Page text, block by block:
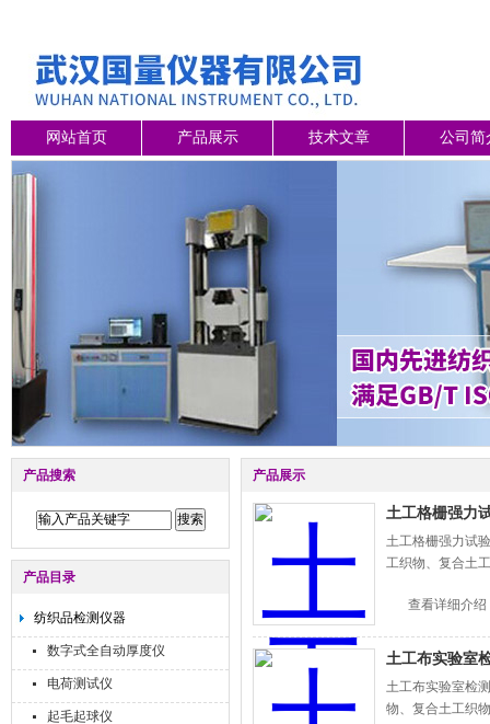
网站首页 产品展示 技术文章 公司简
产品搜索
产品目录
纺织品检测仪器
数字式全自动厚度仪
电荷测试仪
起毛起球仪
产品展示
土工格栅强力
土工格栅强力试
工织物、复合土
查看详细介绍
土工布实验室
土工布实验室检
物、复合土工织